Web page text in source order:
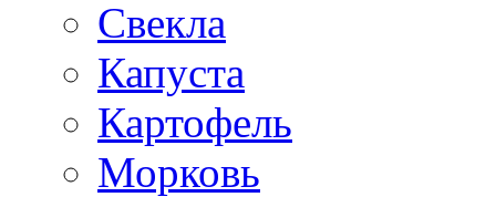
Свекла
Капуста
Картофель
Морковь